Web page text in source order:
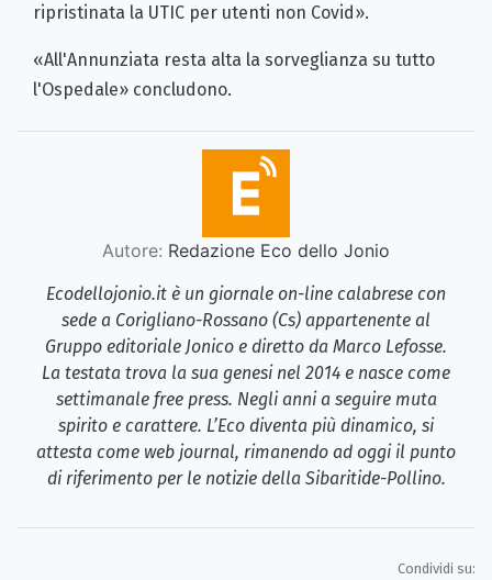
ripristinata la UTIC per utenti non Covid».
«All'Annunziata resta alta la sorveglianza su tutto
l'Ospedale» concludono.
Autore: Redazione Eco dello Jonio
Ecodellojonio.it è un giornale on-line calabrese con
sede a Corigliano-Rossano (Cs) appartenente al
Gruppo editoriale Jonico e diretto da Marco Lefosse.
La testata trova la sua genesi nel 2014 e nasce come
settimanale free press. Negli anni a seguire muta
spirito e carattere. L’Eco diventa più dinamico, si
attesta come web journal, rimanendo ad oggi il punto
di riferimento per le notizie della Sibaritide-Pollino.
Condividi su: